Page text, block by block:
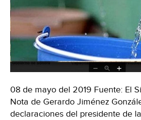
08 de mayo del 2019 Fuente: El
Nota de Gerardo Jiménez
declaraciones del presidente de